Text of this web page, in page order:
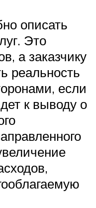
описать
Это
а заказчику
реальность
если
к выводу о